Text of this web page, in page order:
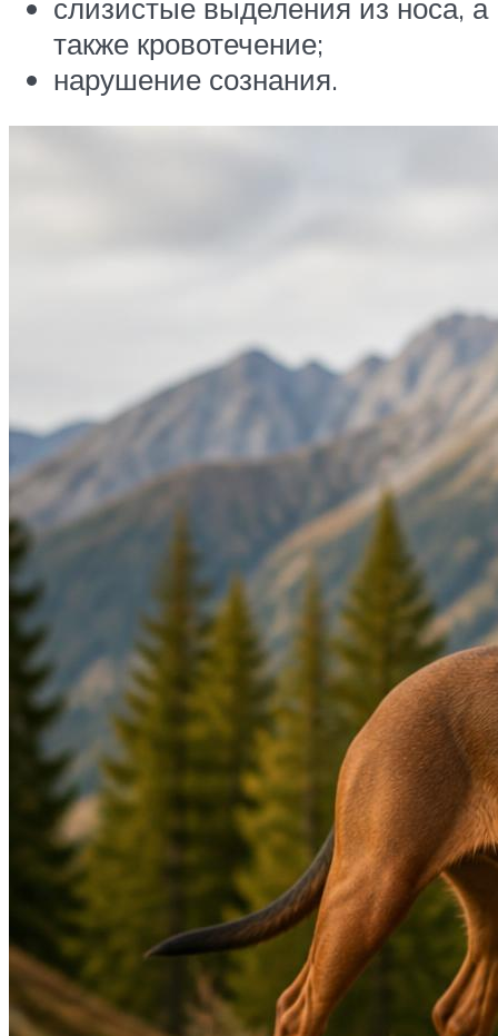
слизистые выделения из носа, а
также кровотечение;
нарушение сознания.